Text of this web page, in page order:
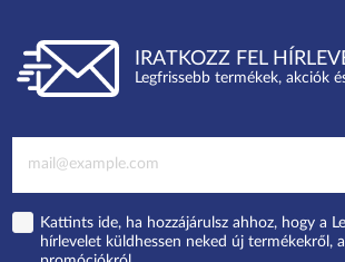
IRATKOZZ FEL
Legfrissebb termékek, akciók
Kattints ide, ha hozzájárulsz ahhoz, hogy a
hírlevelet küldhessen neked új termékekről,